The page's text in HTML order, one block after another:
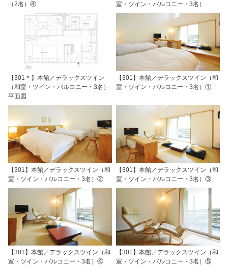
（2名）④
室・ツイン・バルコニー・3名）
【301＊】本館／デラックスツイン
（和室・ツイン・バルコニー・3名）
平面図
【301】本館／デラックスツイン（和
室・ツイン・バルコニー・3名）①
【301】本館／デラックスツイン（和
室・ツイン・バルコニー・3名）②
【301】本館／デラックスツイン（和
室・ツイン・バルコニー・3名）③
【301】本館／デラックスツイン（和
室・ツイン・バルコニー・3名）④
【301】本館／デラックスツイン（和
室・ツイン・バルコニー・3名）⑤